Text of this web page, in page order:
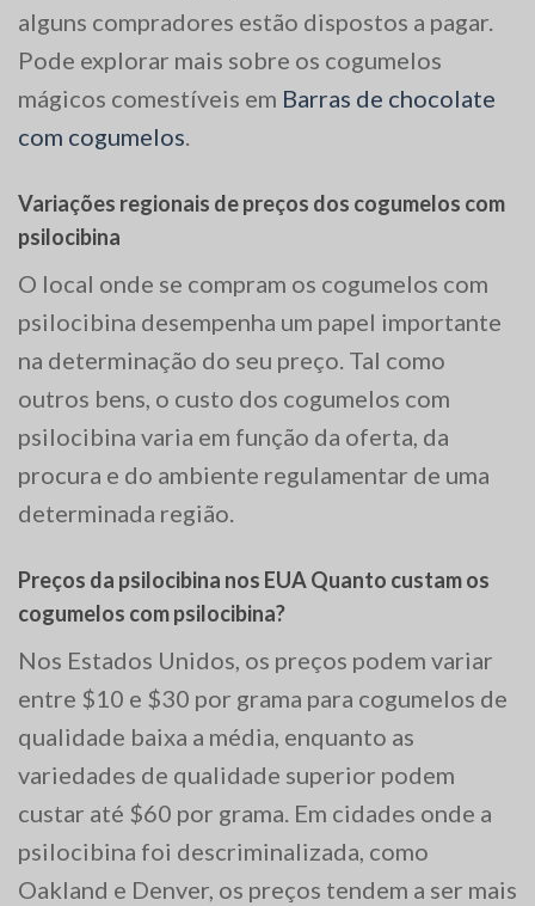
alguns compradores estão dispostos a pagar.
Pode explorar mais sobre os cogumelos
mágicos comestíveis em Barras de chocolate
com cogumelos.
Variações regionais de preços dos cogumelos com
psilocibina
O local onde se compram os cogumelos com
psilocibina desempenha um papel importante
na determinação do seu preço. Tal como
outros bens, o custo dos cogumelos com
psilocibina varia em função da oferta, da
procura e do ambiente regulamentar de uma
determinada região.
Preços da psilocibina nos EUA Quanto custam os
cogumelos com psilocibina?
Nos Estados Unidos, os preços podem variar
entre $10 e $30 por grama para cogumelos de
qualidade baixa a média, enquanto as
variedades de qualidade superior podem
custar até $60 por grama. Em cidades onde a
psilocibina foi descriminalizada, como
Oakland e Denver, os preços tendem a ser mais